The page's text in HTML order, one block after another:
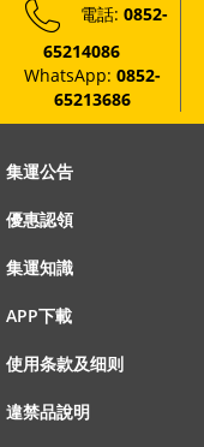
電話: 0852-
65214086
WhatsApp:0852-
65213686
集運公告
優惠認領
集運知識
APP下載
使用条款及细则
違禁品說明